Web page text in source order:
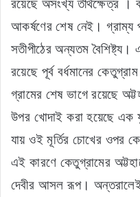
আকর্ষণের শেষ নেই। গ্রাম্য
সতীপীঠের অন্যতম
রয়েছে পূর্ব বর্ধমানের
গ্রামের শেষ ভাগে রয়েছে
উপর খোদাই করা হয়েছে এক
যায় ওই মূর্তির চোখের ওপর
এই কারণে কেতুগ্রামের
দেবীর আসল রূপ। অন্তরালেই